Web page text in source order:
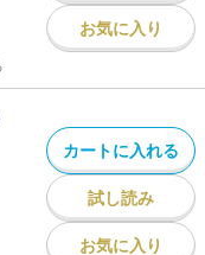
お気に入り
カートに入れる
試し読み
お気に入り